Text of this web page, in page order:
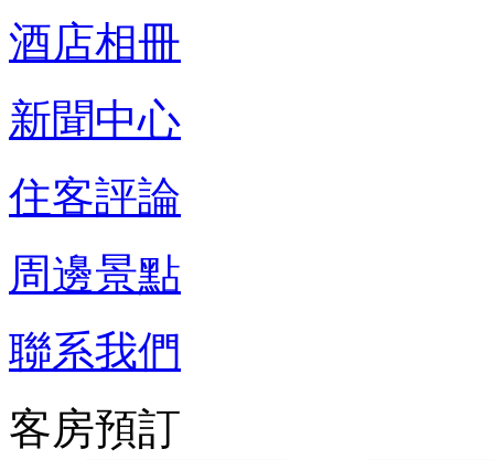
酒店相冊
新聞中心
住客評論
周邊景點
聯系我們
客房預訂